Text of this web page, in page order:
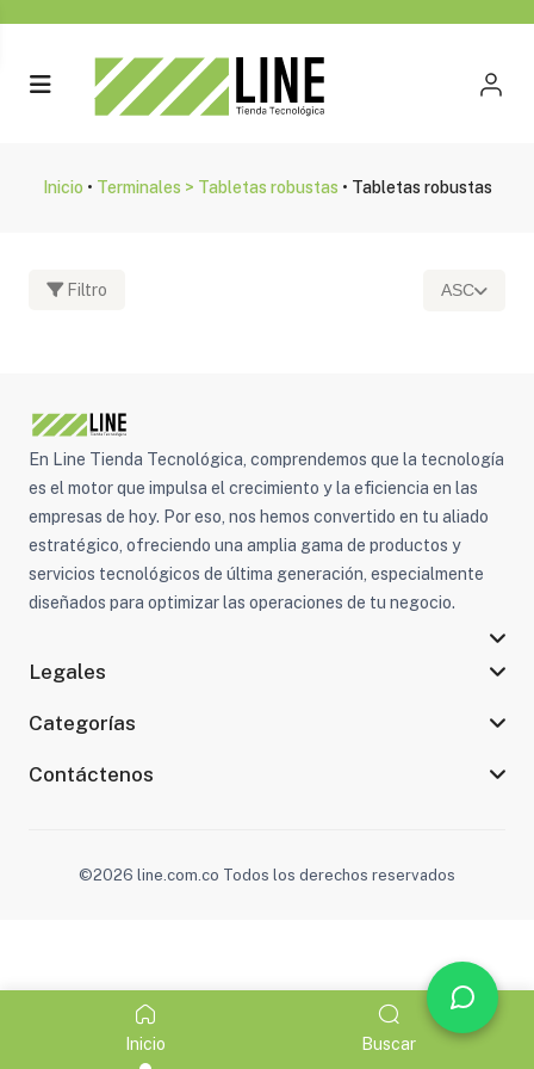
Inicio Buscar
Inicio • Terminales > Tabletas robustas • Tabletas robustas
Filtro ASC
En Line Tienda Tecnológica, comprendemos que la tecnología
es el motor que impulsa el crecimiento y la eficiencia en las
empresas de hoy. Por eso, nos hemos convertido en tu aliado
estratégico, ofreciendo una amplia gama de productos y
servicios tecnológicos de última generación, especialmente
diseñados para optimizar las operaciones de tu negocio.
Legales
Categorías
Contáctenos
©2026 line.com.co Todos los derechos reservados